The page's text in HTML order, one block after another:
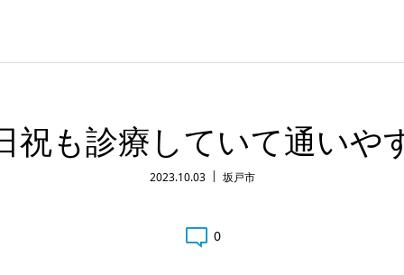
祝も診療していて通いや
2023.10.03 坂戸市
0